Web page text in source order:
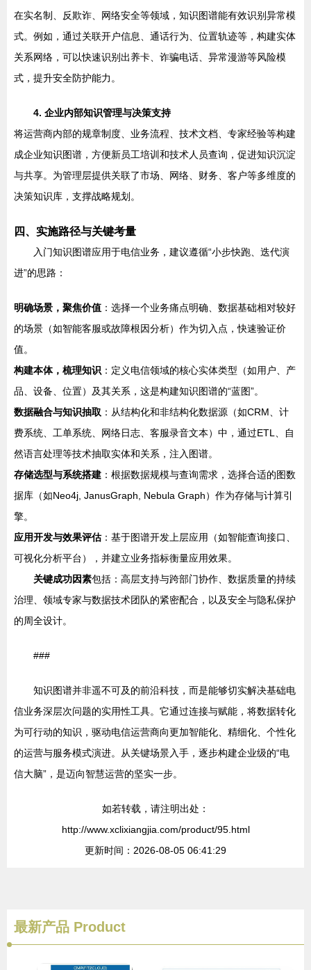
在实名制、反欺诈、网络安全等领域，知识图谱能有效识别异常模
式。例如，通过关联开户信息、通话行为、位置轨迹等，构建实体
关系网络，可以快速识别出养卡、诈骗电话、异常漫游等风险模
式，提升安全防护能力。
4. 企业内部知识管理与决策支持
将运营商内部的规章制度、业务流程、技术文档、专家经验等构建
成企业知识图谱，方便新员工培训和技术人员查询，促进知识沉淀
与共享。为管理层提供关联了市场、网络、财务、客户等多维度的
决策知识库，支撑战略规划。
四、实施路径与关键考量
入门知识图谱应用于电信业务，建议遵循“小步快跑、迭代演
进”的思路：
明确场景，聚焦价值 ：选择一个业务痛点明确、数据基础相对较好
的场景（如智能客服或故障根因分析）作为切入点，快速验证价
值。
构建本体，梳理知识 ：定义电信领域的核心实体类型（如用户、产
品、设备、位置）及其关系，这是构建知识图谱的“蓝图”。
数据融合与知识抽取 ：从结构化和非结构化数据源（如CRM、计
费系统、工单系统、网络日志、客服录音文本）中，通过ETL、自
然语言处理等技术抽取实体和关系，注入图谱。
存储选型与系统搭建 ：根据数据规模与查询需求，选择合适的图数
据库（如Neo4j, JanusGraph, Nebula Graph）作为存储与计算引
擎。
应用开发与效果评估：基于图谱开发上层应用（如智能查询接口、
可视化分析平台），并建立业务指标衡量应用效果。
关键成功因素包括：高层支持与跨部门协作、数据质量的持续
治理、领域专家与数据技术团队的紧密配合，以及安全与隐私保护
的周全设计。
###
知识图谱并非遥不可及的前沿科技，而是能够切实解决基础电
信业务深层次问题的实用性工具。它通过连接与赋能，将数据转化
为可行动的知识，驱动电信运营商向更加智能化、精细化、个性化
的运营与服务模式演进。从关键场景入手，逐步构建企业级的“电
信大脑”，是迈向智慧运营的坚实一步。
如若转载，请注明出处：
http://www.xclixiangjia.com/product/95.html
更新时间：2026-08-05 06:41:29
最新产品 Product